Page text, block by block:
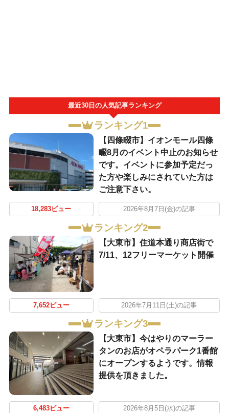
最近30日の人気記事ランキング
ランキング1
【四條畷市】イオンモール四條
畷8月のイベント中止のお知らせ
です。イベントに参加予定だっ
た方や楽しみにされていた方は
ご注意下さい。
18,283ビュー 2026年8月7日(金)の記事
ランキング2
【大東市】住道本通り商店街で
7/11、12フリーマーケット開催
7,652ビュー 2026年7月11日(土)の記事
ランキング3
【大東市】今はやりのマーラー
タンのお店がオペラパーク1番館
にオープンするようです。情報
提供を頂きました。
6,483ビュー 2026年8月5日(水)の記事